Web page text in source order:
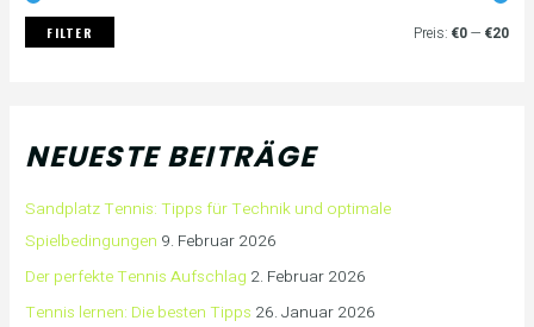
FILTER Preis: €0— €20
NEUESTE BEITRÄGE
Sandplatz Tennis: Tipps für Technik und optimale
Spielbedingungen 9. Februar 2026
Der perfekte Tennis Aufschlag 2. Februar 2026
Tennis lernen: Die besten Tipps 26. Januar 2026